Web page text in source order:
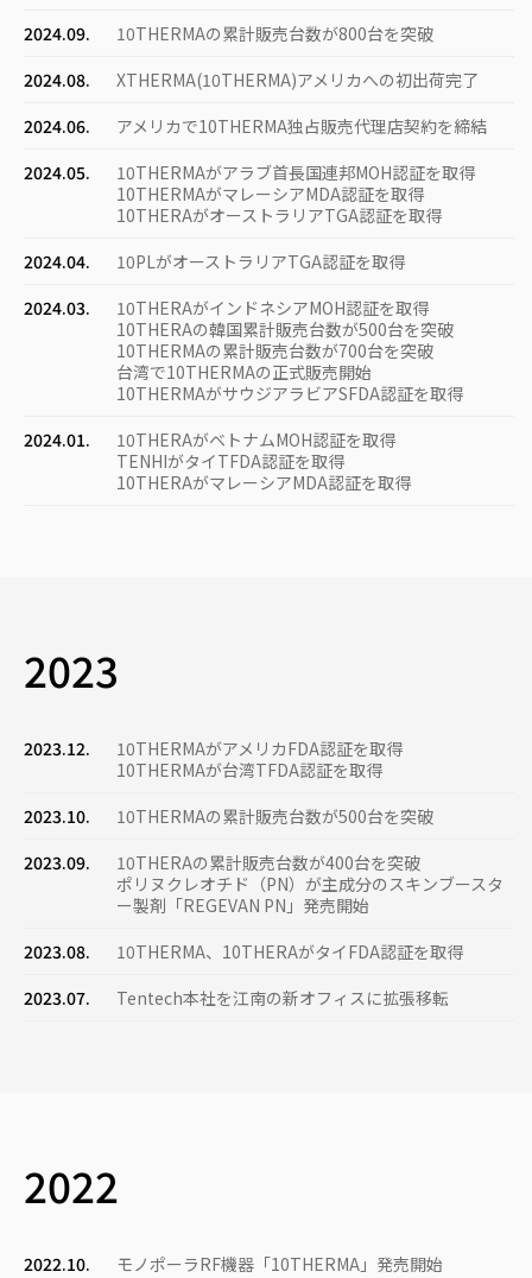
2024.09.
10THERMAの累計販売台数が800台を突破
2024.08.
XTHERMA(10THERMA)アメリカへの初出荷完了
2024.06.
アメリカで10THERMA独占販売代理店契約を締結
2024.05.
10THERMAがアラブ首長国連邦MOH認証を取得
10THERMAがマレーシアMDA認証を取得
10THERAがオーストラリアTGA認証を取得
2024.04.
10PLがオーストラリアTGA認証を取得
2024.03.
10THERAがインドネシアMOH認証を取得
10THERAの韓国累計販売台数が500台を突破
10THERMAの累計販売台数が700台を突破
台湾で10THERMAの正式販売開始
10THERMAがサウジアラビアSFDA認証を取得
2024.01.
10THERAがベトナムMOH認証を取得
TENHIがタイTFDA認証を取得
10THERAがマレーシアMDA認証を取得
2023
2023.12.
10THERMAがアメリカFDA認証を取得
10THERMAが台湾TFDA認証を取得
2023.10.
10THERMAの累計販売台数が500台を突破
2023.09.
10THERAの累計販売台数が400台を突破
ポリヌクレオチド（PN）が主成分のスキンブースタ
ー製剤「REGEVAN PN」発売開始
2023.08.
10THERMA、10THERAがタイFDA認証を取得
2023.07.
Tentech本社を江南の新オフィスに拡張移転
2022
2022.10.
モノポーラRF機器「10THERMA」発売開始